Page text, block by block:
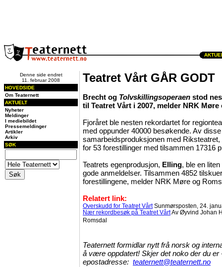
Denne side endret
11. februar 2008
HOVEDSIDE
Om Teaternett
AKTUELT
Nyheter
Meldinger
I mediebildet
Pressemeldinger
Artikler
Arkiv
SØK
Teatret Vårt GÅR GODT
Brecht og Tolvskillingsoperaen stod
til Teatret Vårt i 2007, melder NRK Møre
Fjoråret ble nesten rekordartet for
med oppunder 40000 besøkende. Av
samarbeidsproduksjonen med Riksteatret,
for 53 forestillinger med tilsammen 17316
Teatrets egenprodusjon, Elling, ble en
gode anmeldelser. Tilsammen 4852
forestillingene, melder NRK Møre og
Relatert link:
Overskudd for Teatret VårtSunmørsposten, 24.
Nær rekordbesøk på Teatret VårtAv Øyvind Johan
Romsdal
Teaternett formidlar nytt frå norsk og
å være oppdatert! Skjer det noko der du er
epostadresse: teaternett@teaternett.no